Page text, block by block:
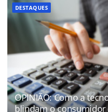
DESTAQUES
OPINIÃO: Como a
blindam o consumidor